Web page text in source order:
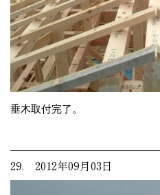
垂木取付完了。
29. 2012年09月03日